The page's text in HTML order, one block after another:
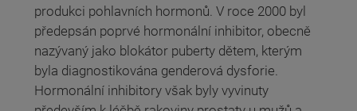
produkci pohlavních hormonů. V roce 2000 byl
předepsán poprvé hormonální inhibitor, obecně
nazývaný jako blokátor puberty dětem, kterým
byla diagnostikována genderová dysforie.
Hormonální inhibitory však byly vyvinuty